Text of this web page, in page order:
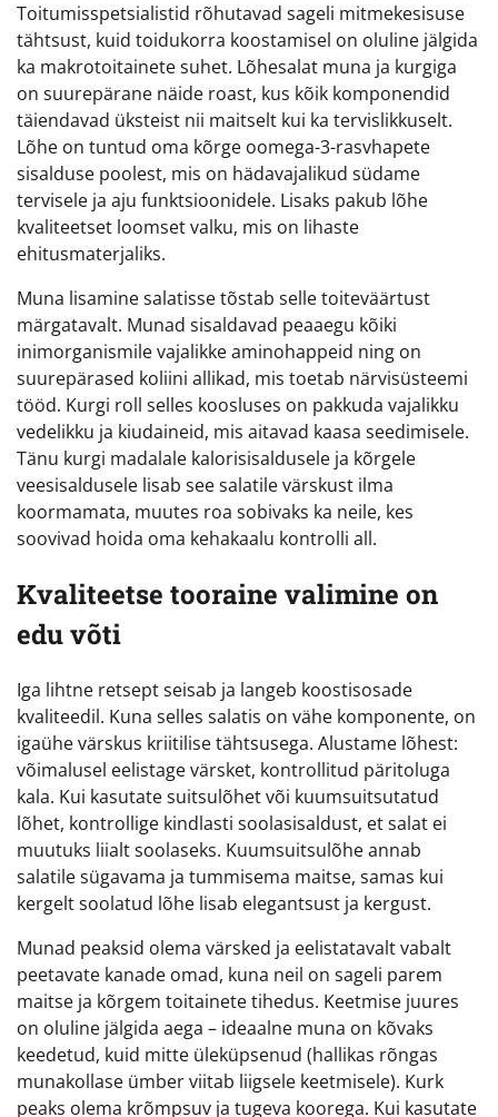
Toitumisspetsialistid rõhutavad sageli mitmekesisuse
tähtsust, kuid toidukorra koostamisel on oluline jälgida
ka makrotoitainete suhet. Lõhesalat muna ja kurgiga
on suurepärane näide roast, kus kõik komponendid
täiendavad üksteist nii maitselt kui ka tervislikkuselt.
Lõhe on tuntud oma kõrge oomega-3-rasvhapete
sisalduse poolest, mis on hädavajalikud südame
tervisele ja aju funktsioonidele. Lisaks pakub lõhe
kvaliteetset loomset valku, mis on lihaste
ehitusmaterjaliks.
Muna lisamine salatisse tõstab selle toiteväärtust
märgatavalt. Munad sisaldavad peaaegu kõiki
inimorganismile vajalikke aminohappeid ning on
suurepärased koliini allikad, mis toetab närvisüsteemi
tööd. Kurgi roll selles koosluses on pakkuda vajalikku
vedelikku ja kiudaineid, mis aitavad kaasa seedimisele.
Tänu kurgi madalale kalorisisaldusele ja kõrgele
veesisaldusele lisab see salatile värskust ilma
koormamata, muutes roa sobivaks ka neile, kes
soovivad hoida oma kehakaalu kontrolli all.
Kvaliteetse tooraine valimine on
edu võti
Iga lihtne retsept seisab ja langeb koostisosade
kvaliteedil. Kuna selles salatis on vähe komponente, on
igaühe värskus kriitilise tähtsusega. Alustame lõhest:
võimalusel eelistage värsket, kontrollitud päritoluga
kala. Kui kasutate suitsulõhet või kuumsuitsutatud
lõhet, kontrollige kindlasti soolasisaldust, et salat ei
muutuks liialt soolaseks. Kuumsuitsulõhe annab
salatile sügavama ja tummisema maitse, samas kui
kergelt soolatud lõhe lisab elegantsust ja kergust.
Munad peaksid olema värsked ja eelistatavalt vabalt
peetavate kanade omad, kuna neil on sageli parem
maitse ja kõrgem toitainete tihedus. Keetmise juures
on oluline jälgida aega – ideaalne muna on kõvaks
keedetud, kuid mitte üleküpsenud (hallikas rõngas
munakollase ümber viitab liigsele keetmisele). Kurk
peaks olema krõmpsuv ja tugeva koorega. Kui kasutate